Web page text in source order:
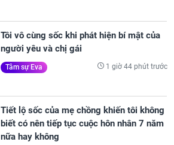
Tôi vô cùng sốc khi phát hiện bí mật của
người yêu và chị gái
Tâm sự Eva 1 giờ 44 phút trước
Tiết lộ sốc của mẹ chồng khiến tôi không
biết có nên tiếp tục cuộc hôn nhân 7 năm
nữa hay không